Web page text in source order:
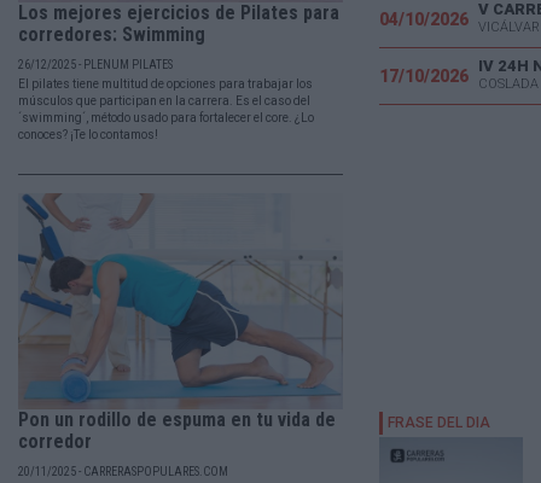
Los mejores ejercicios de Pilates para
corredores: Swimming
26/12/2025 - PLENUM PILATES
El pilates tiene multitud de opciones para trabajar los
músculos que participan en la carrera. Es el caso del
´swimming´, método usado para fortalecer el core. ¿Lo
conoces? ¡Te lo contamos!
Pon un rodillo de espuma en tu vida de
corredor
20/11/2025 - CARRERASPOPULARES.COM
04/10/2026
17/10/2026
IV 24H